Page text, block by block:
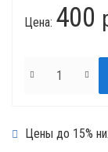
Цена: 400
Цены до 15%